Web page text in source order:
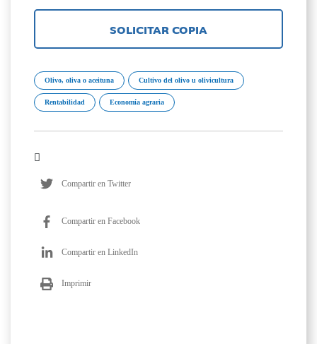
SOLICITAR COPIA
Olivo, oliva o aceituna Cultivo del olivo u olivicultura
Rentabilidad Economía agraria
Compartir en Twitter
Compartir en Facebook
Compartir en LinkedIn
Imprimir